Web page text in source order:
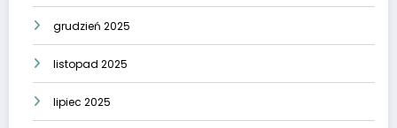
grudzień 2025
listopad 2025
lipiec 2025